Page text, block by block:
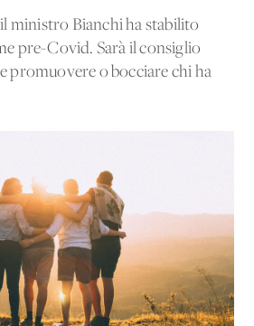
ministro Bianchi ha stabilito
pre-Covid. Sarà il consiglio
promuovere o bocciare chi ha